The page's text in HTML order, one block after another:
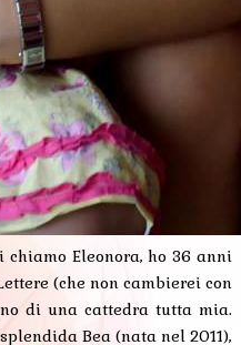
Eleonora, ho 36 anni
(che non cambierei con
di una cattedra tutta mia.
Bea (nata nel 2011),